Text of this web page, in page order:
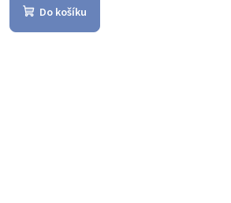
Do košíku